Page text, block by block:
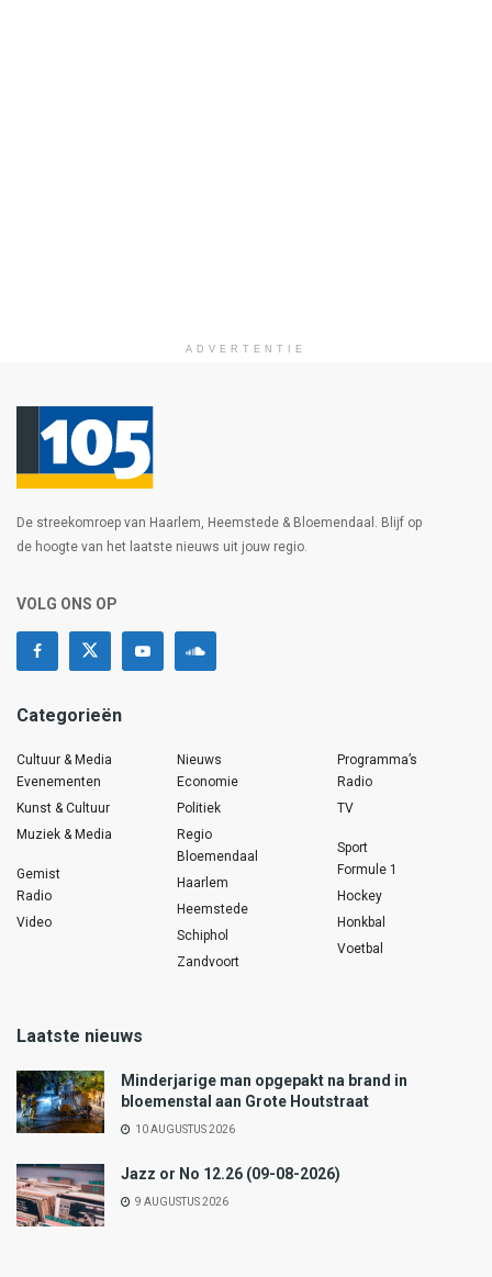
ADVERTENTIE
De streekomroep van Haarlem, Heemstede & Bloemendaal. Blijf op
de hoogte van het laatste nieuws uit jouw regio.
VOLG ONS OP
Categorieën
Cultuur & Media
Evenementen
Kunst & Cultuur
Muziek & Media
Gemist
Radio
Video
Nieuws
Economie
Politiek
Regio
Bloemendaal
Haarlem
Heemstede
Schiphol
Zandvoort
Programma’s
Radio
TV
Sport
Formule 1
Hockey
Honkbal
Voetbal
Laatste nieuws
Minderjarige man opgepakt na brand in
bloemenstal aan Grote Houtstraat
10 AUGUSTUS 2026
Jazz or No 12.26 (09-08-2026)
9 AUGUSTUS 2026